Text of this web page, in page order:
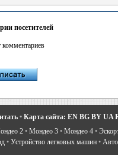
посетителей
• Карта сайта: EN BG BY UA
2 • Мондео 3 • Мондео 4 •
• Устройство легковых машин •